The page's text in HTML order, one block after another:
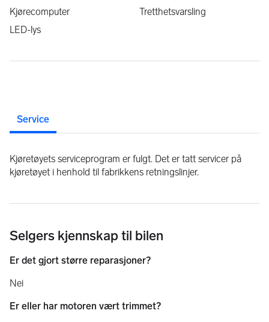
Kjørecomputer
LED-lys
Tretthetsvarsling
Service
Kjøretøyets serviceprogram er fulgt. Det er tatt servicer på
kjøretøyet i henhold til fabrikkens retningslinjer.
Selgers kjennskap til bilen
Er det gjort større reparasjoner?
Nei
Er eller har motoren vært trimmet?